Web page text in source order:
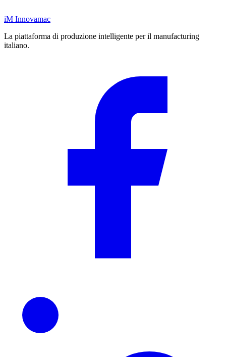
iM Innovamac
La piattaforma di produzione intelligente per il manufacturing
italiano.